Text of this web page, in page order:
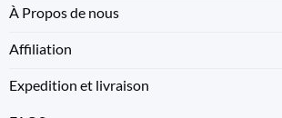
À Propos de nous
Affiliation
Expedition et livraison